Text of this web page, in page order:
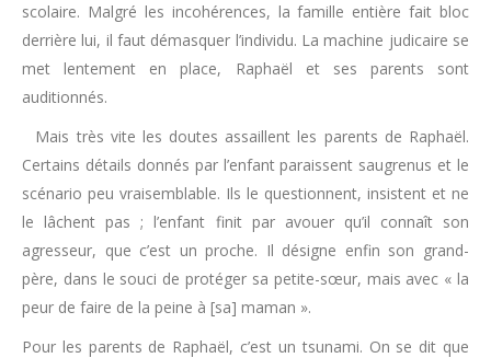
scolaire. Malgré les incohérences, la famille entière fait bloc
derrière lui, il faut démasquer l’individu. La machine judicaire se
met lentement en place, Raphaël et ses parents sont
auditionnés.
Mais très vite les doutes assaillent les parents de Raphaël.
Certains détails donnés par l’enfant paraissent saugrenus et le
scénario peu vraisemblable. Ils le questionnent, insistent et ne
le lâchent pas ; l’enfant finit par avouer qu’il connaît son
agresseur, que c’est un proche. Il désigne enfin son grand-
père, dans le souci de protéger sa petite-sœur, mais avec « la
peur de faire de la peine à [sa] maman ».
Pour les parents de Raphaël, c’est un tsunami. On se dit que